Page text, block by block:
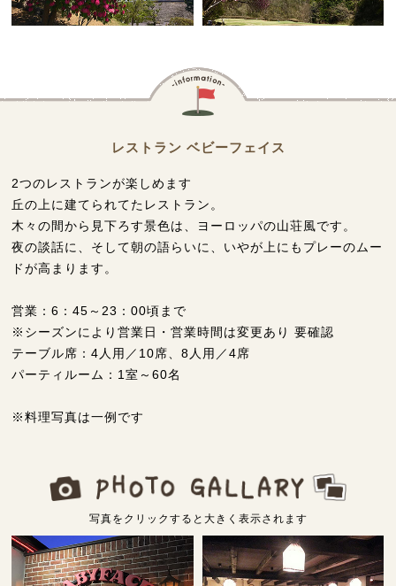
レストラン ベビーフェイス
2つのレストランが楽しめます
丘の上に建てられてたレストラン。
木々の間から見下ろす景色は、ヨーロッパの山荘風です。
夜の談話に、そして朝の語らいに、いやが上にもプレーのムー
ドが高まります。
営業：6：45～23：00頃まで
※シーズンにより営業日・営業時間は変更あり 要確認
テーブル席：4人用／10席、8人用／4席
パーティルーム：1室～60名
※料理写真は一例です
写真をクリックすると大きく表示されます